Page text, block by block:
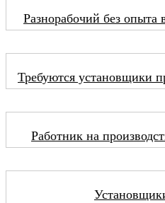
Разнорабочий без опыта
Требуются установщики
Работник на